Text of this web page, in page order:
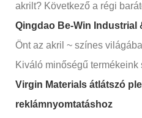
akrilt? Következő a régi
Qingdao Be-Win Industrial
Önt az akril ~ színes világába
Kiváló minőségű termékeink
Virgin Materials átlátszó
reklámnyomtatáshoz